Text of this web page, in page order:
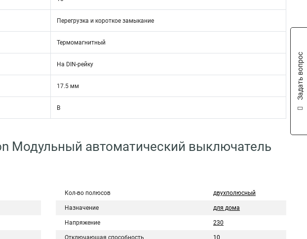
Перегрузка и короткое замыкание
Термомагнитный
На DIN-рейку
17.5 мм
B
Модульный автоматический выключатель
Кол-во полюсов двухполюсный
Назначение для дома
Напряжение 230
Отключающая способность 10
Задать вопрос